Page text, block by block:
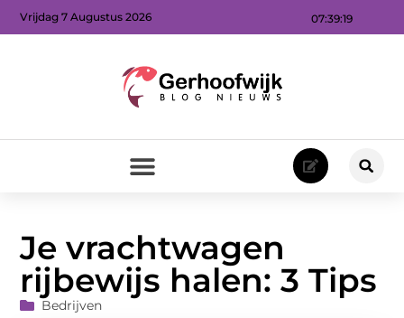
07:39:20
Vrijdag 7 Augustus 2026
Je vrachtwagen
rijbewijs halen: 3 Tips
Bedrijven